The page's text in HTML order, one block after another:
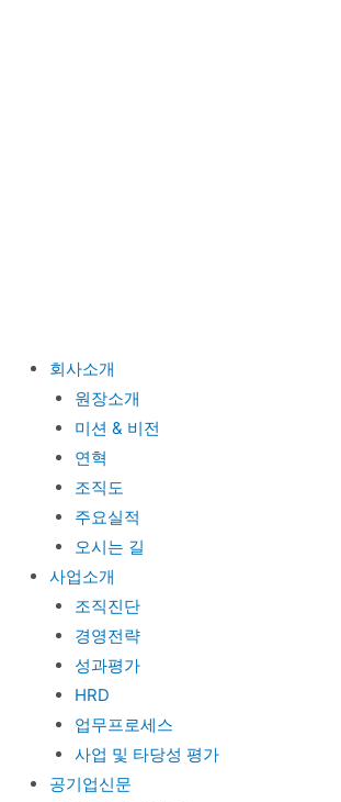
회사소개
원장소개
미션 & 비전
연혁
조직도
주요실적
오시는 길
사업소개
조직진단
경영전략
성과평가
HRD
업무프로세스
사업 및 타당성 평가
공기업신문